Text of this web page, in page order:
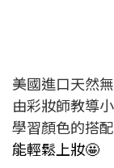
美國進口天然
由彩妝師教導
學習顏色的搭
能輕鬆上妝🤩